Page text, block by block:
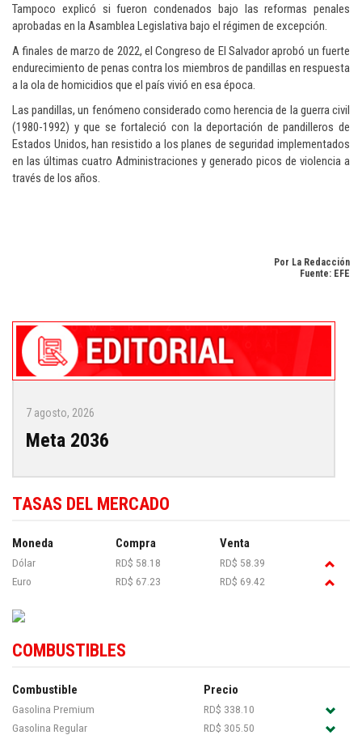
Tampoco explicó si fueron condenados bajo las reformas penales
aprobadas en la Asamblea Legislativa bajo el régimen de excepción.
A finales de marzo de 2022, el Congreso de El Salvador aprobó un fuerte
endurecimientode penas contra los miembros de pandillas en respuesta
a la ola de homicidios que el país vivió en esa época.
Las pandillas, un fenómeno considerado como herencia de la guerra civil
(1980-1992) y que se fortaleció con la deportación de pandilleros de
Estados Unidos, han resistido a los planes de seguridad implementados
en las últimas cuatro Administraciones y generado picos de violencia a
través de los años.
Por La Redacción
Fuente: EFE
Si desea seguir la actualidad internacional con enfoque en la República
Dominicana, consulteDominican Republic news in English
7 agosto, 2026
Meta 2036
TASAS DEL MERCADO
Moneda Compra Venta
Dólar RD$ 58.18
RD$ 58.39
Euro
RD$ 67.23 RD$ 69.42
COMBUSTIBLES
Combustible Precio
Gasolina Premium
RD$ 338.10
Gasolina Regular
RD$ 305.50